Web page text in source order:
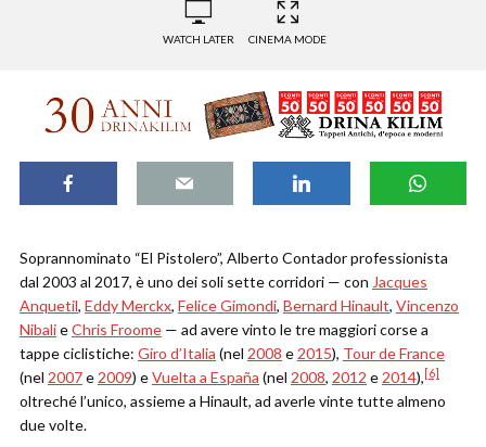
WATCH LATER CINEMA MODE
Soprannominato “El Pistolero”, Alberto Contador professionista
dal 2003 al 2017, è uno dei soli sette corridori — con Jacques
Anquetil, Eddy Merckx, Felice Gimondi, Bernard Hinault, Vincenzo
NibalieChris Froome — ad avere vinto le tre maggiori corse a
tappe ciclistiche: Giro d’Italia (nel 2008 e 2015), Tour de France
(nel 2007e 2009) eVuelta a España (nel 2008, 2012 e 2014), [6]
oltreché l’unico, assieme a Hinault, ad averle vinte tutte almeno
due volte.